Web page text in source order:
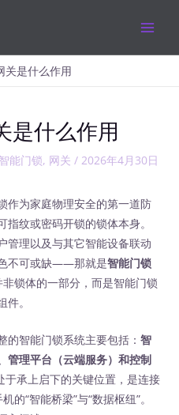
关是什么作用
是什么作用
智能门锁, 网关 /2026年4月30日
为家庭物理安全的第一道防
纹或密码开锁的锁体本身。
管理以及与其它智能设备联动
不可或缺——那就是智能门锁
锁体的一部分，而是智能门锁
。
智能门锁系统主要包括：智
管理平台（云端服务）和控制
于承上启下的关键位置，是连接
的“智能桥梁”与“数据枢纽”。